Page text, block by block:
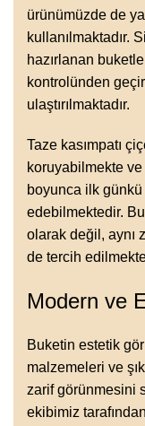
ürünümüzde de
kullanılmaktadır.
hazırlanan
kontrolünden
ulaştırılmaktadır.
Taze kasımpatı
koruyabilmekte
boyunca ilk
edebilmektedir.
olarak değil, aynı
de tercih
Modern ve
Buketin estetik
malzemeleri ve
zarif görünmesini
ekibimiz